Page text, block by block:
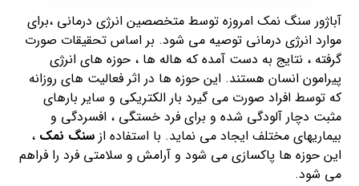
آباژور سنگ نمک امروزه توسط متخصصین انرژی درمانی ،برای
موارد انرژی درمانی توصیه می شود. بر اساس تحقیقات صورت
گرفته ، نتایج به دست آمده که هاله ها ، حوزه های انرژی
پیرامون انسان هستند. این حوزه ها در اثر فعالیت های روزانه
که توسط افراد صورت می گیرد بار الکتریکی و سایر بارهای
مثبت دچار آلودگی شده و برای فرد خستگی ، افسردگی و
بیماریهای مختلف ایجاد می نماید. با استفاده ازسنگ نمک ،
این حوزه ها پاکسازی می شود و آرامش و سلامتی فرد را فراهم
می‌ شود.